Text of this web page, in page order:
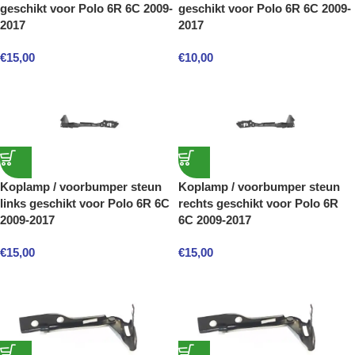
geschikt voor Polo 6R 6C 2009-
2017
€15,00
geschikt voor Polo 6R 6C 2009-
2017
€10,00
Koplamp / voorbumper steun
links geschikt voor Polo 6R 6C
2009-2017
€15,00
Koplamp / voorbumper steun
rechts geschikt voor Polo 6R
6C 2009-2017
€15,00